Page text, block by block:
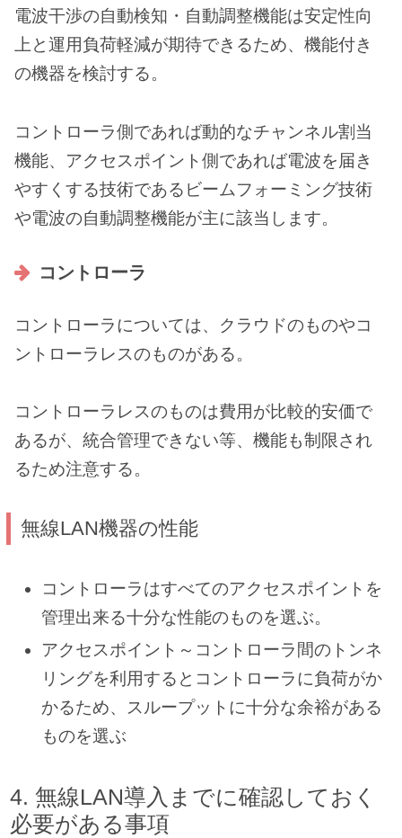
電波干渉の自動検知・自動調整機能は安定性向
上と運用負荷軽減が期待できるため、機能付き
の機器を検討する。
コントローラ側であれば動的なチャンネル割当
機能、アクセスポイント側であれば電波を届き
やすくする技術であるビームフォーミング技術
や電波の自動調整機能が主に該当します。
コントローラ
コントローラについては、クラウドのものやコ
ントローラレスのものがある。
コントローラレスのものは費用が比較的安価で
あるが、統合管理できない等、機能も制限され
るため注意する。
無線LAN機器の性能
コントローラはすべてのアクセスポイントを
管理出来る十分な性能のものを選ぶ。
アクセスポイント～コントローラ間のトンネ
リングを利用するとコントローラに負荷がか
かるため、スループットに十分な余裕がある
ものを選ぶ
無線LAN導入までに確認しておく
必要がある事項